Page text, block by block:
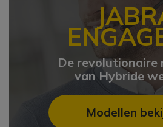
De revolutionaire
van Hybride
Modellen